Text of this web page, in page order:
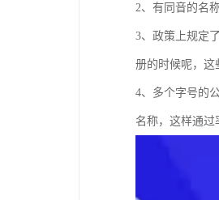
2、有同音的名
3、政策上规定
册的时候呢，这
4、多个字号的
名称，这样通过